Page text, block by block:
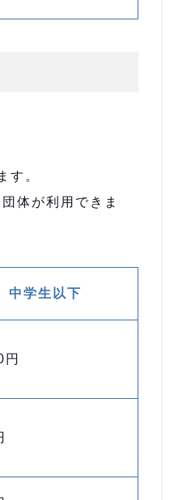
す。
体が利用できま
中学生以下